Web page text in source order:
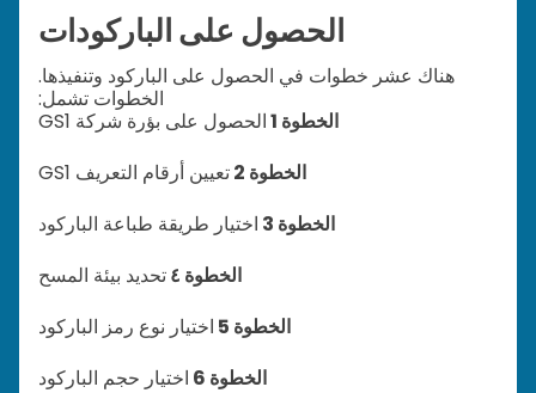
الحصول على الباركودات
هناك عشر خطوات في الحصول على الباركود وتنفيذها.
الخطوات تشمل:
الخطوة 1
الحصول على بؤرة شركة GS1
الخطوة 2
تعيين أرقام التعريف GS1
الخطوة 3
اختيار طريقة طباعة الباركود
الخطوة ٤
تحديد بيئة المسح
الخطوة 5
اختيار نوع رمز الباركود
الخطوة 6
اختيار حجم الباركود